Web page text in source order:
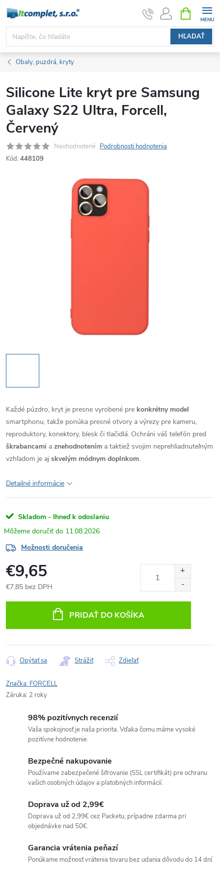
Prejsť
obsah
HĽADAŤ
KOŠÍK
Obaly, puzdrá, kryty
Silicone Lite kryt pre Samsung
Galaxy S22 Ultra, Forcell,
Červený
Neohodnotené Podrobnosti hodnotenia
Kód: 448109
Každé púzdro, kryt je presne vyrobené pre konkrétny model
smartphonu, takže ponúka presné otvory a výrezy pre kameru,
reproduktory, konektory, blesk či tlačidlá. Ochráni váš telefón pred
škrabancami a znehodnotením a taktiež svojim neprehliadnuteľným
vzhľadom je aj skvelým módnym doplnkom.
Detailné informácie
Skladom - Ihneď k odoslaniu
11.08.2026
Možnosti doručenia
€9,65
€7,85 bez DPH
PRIDAŤ DO KOŠÍKA
Opýtať sa Strážiť Zdieľať
Značka: FORCELL
Záruka: 2 roky
98% pozitívnych recenzií
Vaša spokojnosť je naša priorita. Vďaka čomu máme vysoké
pozitívne hodnotenie.
Bezpečné nakupovanie
Používame zabezpečené šifrovanie (SSL certifikát) pre ochranu
vašich osobných údajov a platobných informácií.
Doprava už od 2,99€
Doprava už od 2,99€ cez Packetu, prípadne zdarma pri
objednávke nad 50€.
Garancia vrátenia peňazí
Ponúkame možnosť vrátenia tovaru bez udania dôvodu do 14 dní.